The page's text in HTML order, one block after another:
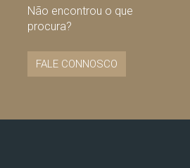
Não encontrou o que
procura?
FALE CONNOSCO